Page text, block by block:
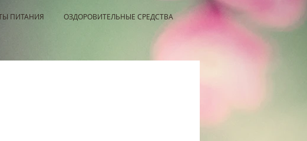
ПИТАНИЯ ОЗДОРОВИТЕЛЬНЫЕ СРЕДСТВА